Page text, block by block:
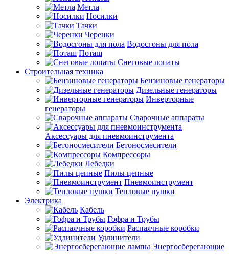
Метла
Носилки
Тачки
Черенки
Водосгоны для пола
Поташ
Снеговые лопаты
Строительная техника
Бензиновые генераторы
Дизельные генераторы
Инверторные
генераторы
Сварочные аппараты
Аксессуары для пневмоинструмента
Бетоносмесители
Компрессоры
Лебедки
Пилы цепные
Пневмоинструмент
Тепловые пушки
Электрика
Кабель
Гофра и Трубы
Распаячные коробки
Удлинители
Энергосберегающие